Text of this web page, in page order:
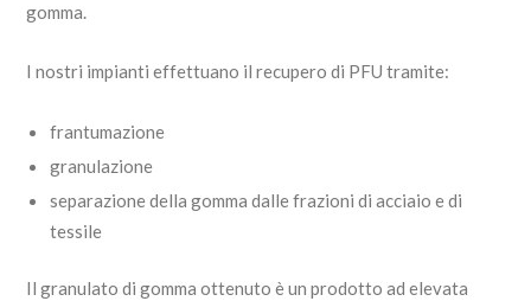
gomma.
I nostri impianti effettuano il recupero di PFU tramite:
frantumazione
granulazione
separazione della gomma dalle frazioni di acciaio e di
tessile
Il granulato di gomma ottenuto è un prodotto ad elevata